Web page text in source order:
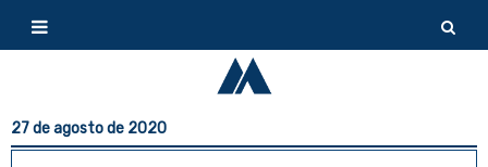
27 de agosto de 2020